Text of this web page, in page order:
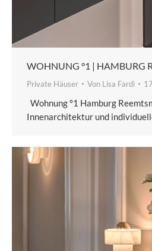
WOHNUNG °1 | HAMBURG
Private Häuser Von Lisa Fardi
Wohnung °1 Hamburg
Innenarchitektur und